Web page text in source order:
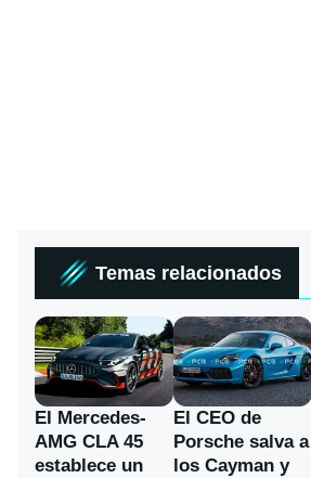
Temas relacionados
El Mercedes-
AMG CLA 45
establece un
El CEO de
Porsche salva a
los Cayman y